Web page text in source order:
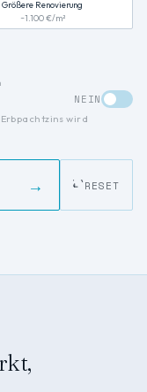
Luxembourg, prix
Größere Renovierung
~1.100 €/m²
NEIN
wird
→ RESET